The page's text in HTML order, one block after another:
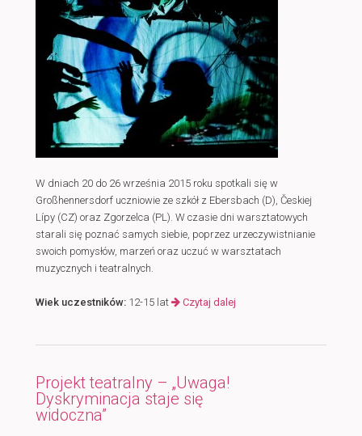
W dniach 20 do 26 września 2015 roku spotkali się w
Großhennersdorf uczniowie ze szkół z Ebersbach (D), Českiej
Lípy (CZ) oraz Zgorzelca (PL). W czasie dni warsztatowych
starali się poznać samych siebie, poprzez urzeczywistnianie
swoich pomysłów, marzeń oraz uczuć w warsztatach
muzycznych i teatralnych.
Wiek uczestników:12-15 lat Czytaj dalej
Projekt teatralny – „Uwaga!
Dyskryminacja staje się
widoczna”